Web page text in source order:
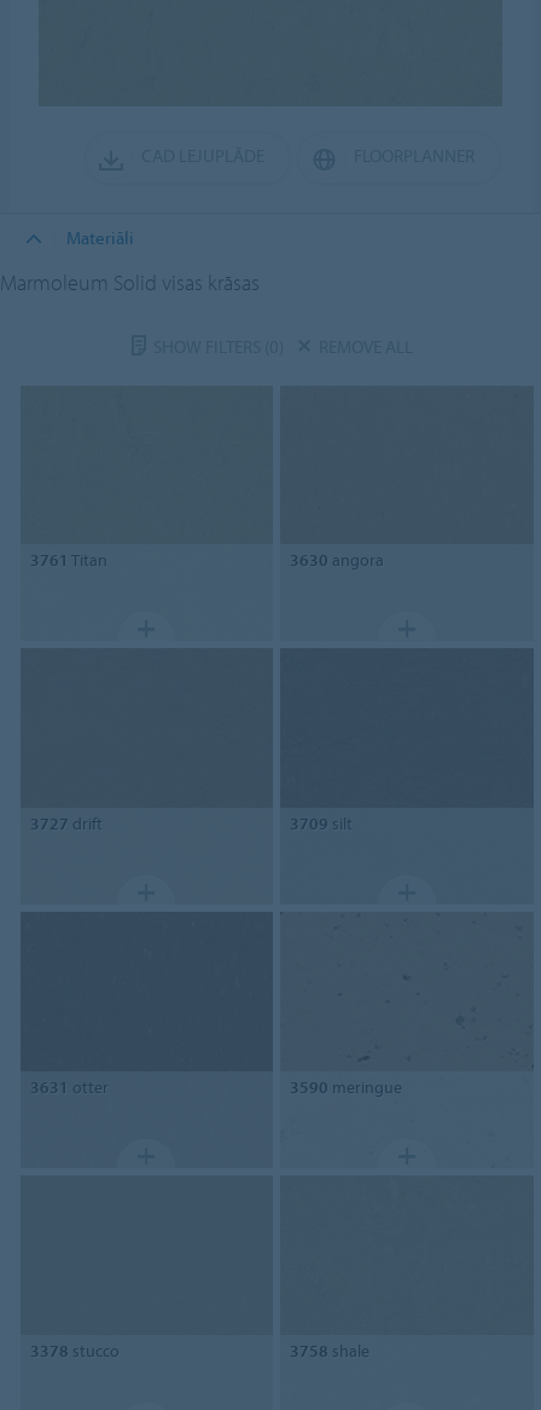
Materiāli
Marmoleum Solid visas krāsas
3761 Titan 3630 angora
3727 drift 3709 silt
3631 otter 3590 meringue
3378 stucco 3758 shale